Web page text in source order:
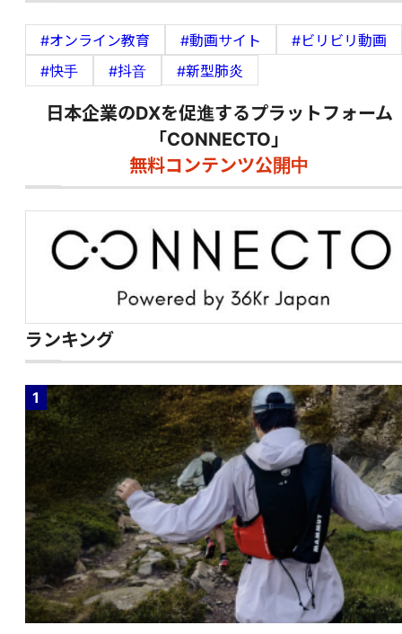
#オンライン教育 #動画サイト
#ビリビリ動画
#快手
#抖音 #新型肺炎
日本企業のDXを促進するプラットフォーム
「CONNECTO」
無料コンテンツ公開中
ランキング
1